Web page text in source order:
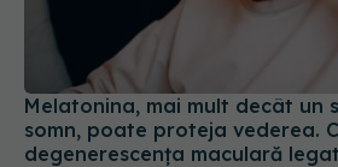
Melatonina, mai mult decât un
somn, poate proteja vederea.
degenerescența maculară